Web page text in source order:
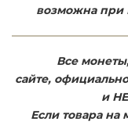
возможна при
Все
сайте,
и
Если товара на